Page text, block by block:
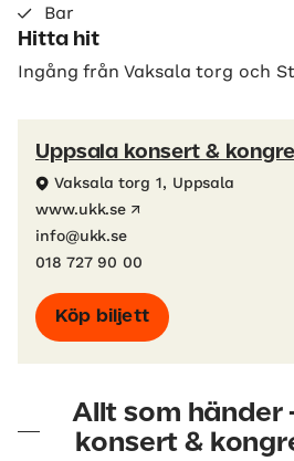
Bar
Hitta hit
Ingång från Vaksala torg och
Uppsala konsert &
Vaksala torg 1, Uppsala
www.ukk.se
info@ukk.se
018 727 90 00
Köp biljett
Allt som händer
konsert &